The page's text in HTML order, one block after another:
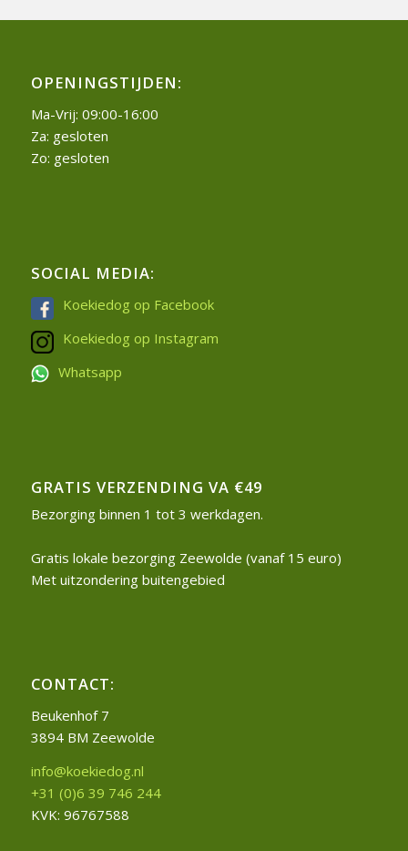
OPENINGSTIJDEN:
Ma-Vrij: 09:00-16:00
Za: gesloten
Zo: gesloten
SOCIAL MEDIA:
Koekiedog op Facebook
Koekiedog op Instagram
Whatsapp
GRATIS VERZENDING VA €49
Bezorging binnen 1 tot 3 werkdagen.
Gratis lokale bezorging Zeewolde (vanaf 15 euro)
Met uitzondering buitengebied
CONTACT:
Beukenhof 7
3894 BM Zeewolde
info@koekiedog.nl
+31 (0)6 39 746 244
KVK: 96767588